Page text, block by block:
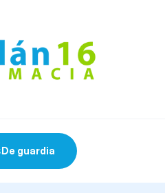
De guardia